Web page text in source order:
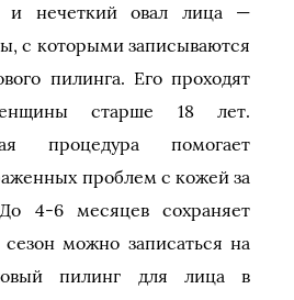
и нечеткий овал лица —
с которыми записываются
пилинга. Его проходят
старше 18 лет.
процедура помогает
проблем с кожей за
4-6 месяцев сохраняет
можно записаться на
пилинг для лица в